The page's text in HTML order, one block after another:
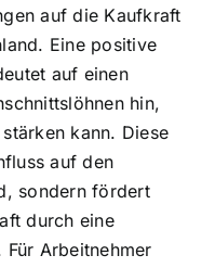
auf die Kaufkraft
Eine positive
auf einen
hin,
kann. Diese
auf den
sondern fördert
durch eine
Arbeitnehmer